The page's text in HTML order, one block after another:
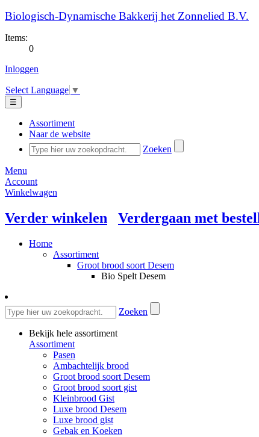
Biologisch-Dynamische Bakkerij het Zonnelied B.V.
Items:
0
Inloggen
Select Language ▼
☰
Assortiment
Naar de website
Zoeken
Menu
Account
Winkelwagen
Verder winkelen Verdergaan met
Home
Assortiment
Groot brood soort Desem
Bio Spelt Desem
Zoeken
Bekijk hele assortiment
Assortiment
Pasen
Ambachtelijk brood
Groot brood soort Desem
Groot brood soort gist
Kleinbrood Gist
Luxe brood Desem
Luxe brood gist
Gebak en Koeken